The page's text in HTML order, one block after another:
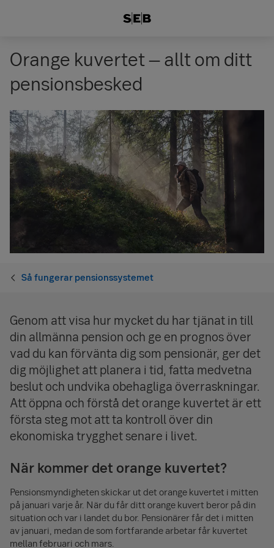
Orange kuvertet – allt om ditt
pensionsbesked
Så fungerar pensionssystemet
Genom att visa hur mycket du har tjänat in till
din allmänna pension och ge en prognos över
vad du kan förvänta dig som pensionär, ger det
dig möjlighet att planera i tid, fatta medvetna
beslut och undvika obehagliga överraskningar.
Att öppna och förstå det orange kuvertet är ett
första steg mot att ta kontroll över din
ekonomiska trygghet senare i livet.
När kommer det orange kuvertet?
Pensionsmyndigheten skickar ut det orange kuvertet i mitten
på januari varje år. När du får ditt orange kuvert beror på din
situation och var i landet du bor. Pensionärer får det i mitten
av januari, medan de som fortfarande arbetar får kuvertet
mellan februari och mars.